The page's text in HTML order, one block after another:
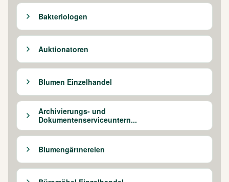
Bakteriologen
Auktionatoren
Blumen Einzelhandel
Archivierungs- und
Dokumentenserviceuntern...
Blumengärtnereien